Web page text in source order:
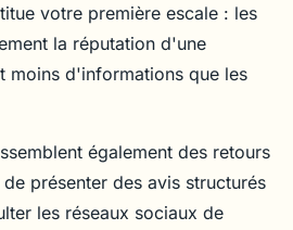
votre première escale : les
la réputation d'une
moins d'informations que les
également des retours
présenter des avis structurés
les réseaux sociaux de